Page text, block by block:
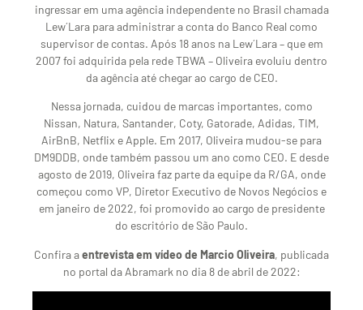
ingressar em uma agência independente no Brasil chamada
Lew´Lara para administrar a conta do Banco Real como
supervisor de contas. Após 18 anos na Lew´Lara – que em
2007 foi adquirida pela rede TBWA – Oliveira evoluiu dentro
da agência até chegar ao cargo de CEO.
Nessa jornada, cuidou de marcas importantes, como
Nissan, Natura, Santander, Coty, Gatorade, Adidas, TIM,
AirBnB, Netflix e Apple. Em 2017, Oliveira mudou-se para
DM9DDB, onde também passou um ano como CEO. E desde
agosto de 2019, Oliveira faz parte da equipe da R/GA, onde
começou como VP, Diretor Executivo de Novos Negócios e
em janeiro de 2022, foi promovido ao cargo de presidente
do escritório de São Paulo.
Confira aentrevista em vídeo de Marcio Oliveira, publicada
no portal da Abramark no dia 8 de abril de 2022: